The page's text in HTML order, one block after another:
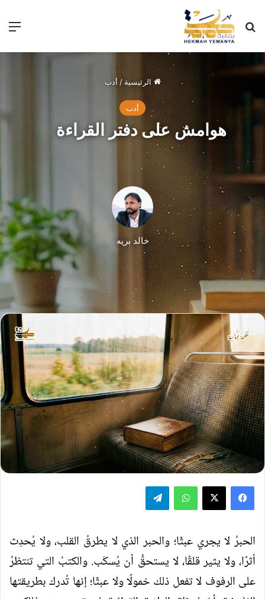
بحث عن
الرئيسية / أدب
أدب
هوامش على دفتر القراءة
خالد بريه
فيسبوك ‫X واتساب تيلقرام
الحبرُ لا يجري عبثًا؛ والحبر الذي لا يطرقُ القلب، ولا يُحدِث
أثرًا، ولا يثير قلقًا، لا يستحقُّ أن يُسكَب. والكتبُ التي تنتظرُ
على الرفوف لا تفعل ذلك خمولًا ولا عبثًا؛ إنها تُدرك بطريقتها